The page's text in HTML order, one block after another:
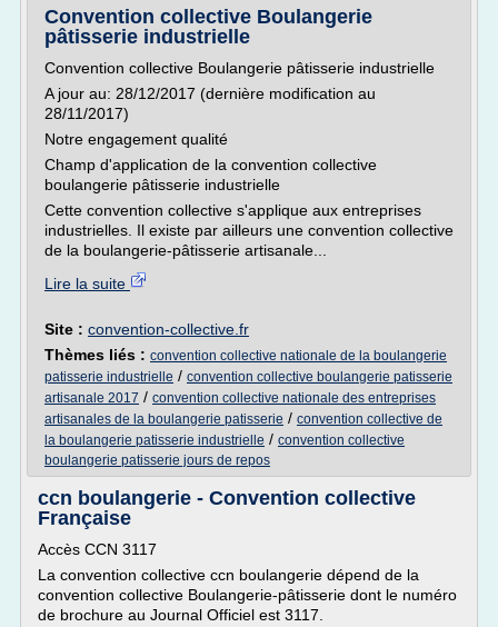
Convention collective Boulangerie
pâtisserie industrielle
Convention collective Boulangerie pâtisserie industrielle
A jour au: 28/12/2017 (dernière modification au
28/11/2017)
Notre engagement qualité
Champ d'application de la convention collective
boulangerie pâtisserie industrielle
Cette convention collective s'applique aux entreprises
industrielles. Il existe par ailleurs une convention collective
de la boulangerie-pâtisserie artisanale...
Lire la suite
Site : convention-collective.fr
Thèmes liés : convention collective nationale de la boulangerie
patisserie industrielle / convention collective boulangerie patisserie
artisanale 2017 / convention collective nationale des entreprises
artisanales de la boulangerie patisserie / convention collective de
la boulangerie patisserie industrielle / convention collective
boulangerie patisserie jours de repos
ccn boulangerie - Convention collective
Française
Accès CCN 3117
La convention collective ccn boulangerie dépend de la
convention collective Boulangerie-pâtisserie dont le numéro
de brochure au Journal Officiel est 3117.